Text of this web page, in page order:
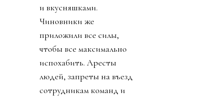
и вкусняшками.
Чиновники же
приложили все силы,
чтобы все максимально
испохабить. Аресты
людей, запреты на въезд
сотрудникам команд и